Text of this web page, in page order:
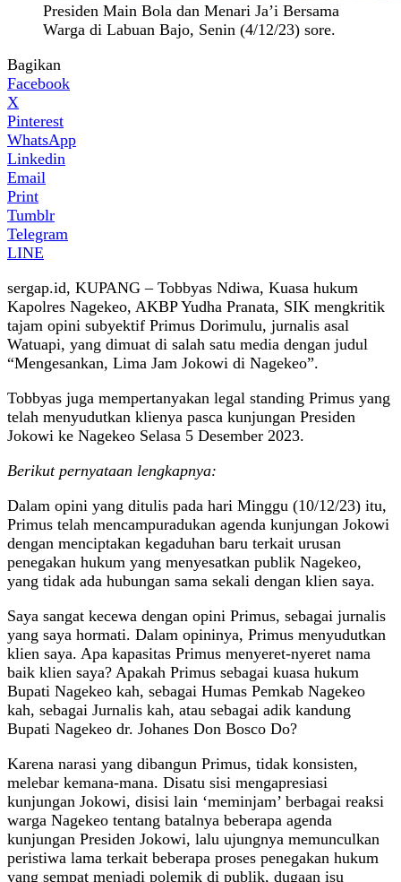
Presiden Main Bola dan Menari Ja’i Bersama
Warga di Labuan Bajo, Senin (4/12/23) sore.
Bagikan
Facebook
X
Pinterest
WhatsApp
Linkedin
Email
Print
Tumblr
Telegram
LINE
sergap.id, KUPANG – Tobbyas Ndiwa, Kuasa hukum
Kapolres Nagekeo, AKBP Yudha Pranata, SIK mengkritik
tajam opini subyektif Primus Dorimulu, jurnalis asal
Watuapi, yang dimuat di salah satu media dengan judul
“Mengesankan, Lima Jam Jokowi di Nagekeo”.
Tobbyas juga mempertanyakan legal standing Primus yang
telah menyudutkan klienya pasca kunjungan Presiden
Jokowi ke Nagekeo Selasa 5 Desember 2023.
Berikut pernyataan lengkapnya:
Dalam opini yang ditulis pada hari Minggu (10/12/23) itu,
Primus telah mencampuradukan agenda kunjungan Jokowi
dengan menciptakan kegaduhan baru terkait urusan
penegakan hukum yang menyesatkan publik Nagekeo,
yang tidak ada hubungan sama sekali dengan klien saya.
Saya sangat kecewa dengan opini Primus, sebagai jurnalis
yang saya hormati. Dalam opininya, Primus menyudutkan
klien saya. Apa kapasitas Primus menyeret-nyeret nama
baik klien saya? Apakah Primus sebagai kuasa hukum
Bupati Nagekeo kah, sebagai Humas Pemkab Nagekeo
kah, sebagai Jurnalis kah, atau sebagai adik kandung
Bupati Nagekeo dr. Johanes Don Bosco Do?
Karena narasi yang dibangun Primus, tidak konsisten,
melebar kemana-mana. Disatu sisi mengapresiasi
kunjungan Jokowi, disisi lain ‘meminjam’ berbagai reaksi
warga Nagekeo tentang batalnya beberapa agenda
kunjungan Presiden Jokowi, lalu ujungnya memunculkan
peristiwa lama terkait beberapa proses penegakan hukum
yang sempat menjadi polemik di publik, dugaan isu